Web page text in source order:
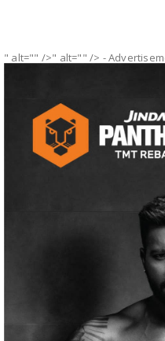
" alt="" />" alt="" /> -